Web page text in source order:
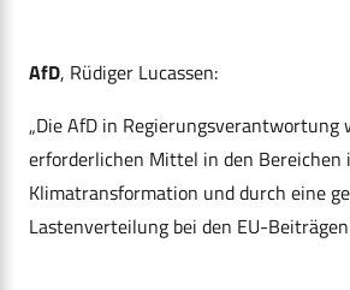
AfD, Rüdiger Lucassen:
„Die AfD in Regierungsverantwortung
erforderlichen Mittel in den Bereichen
Klimatransformation und durch eine
Lastenverteilung bei den EU-Beiträgen